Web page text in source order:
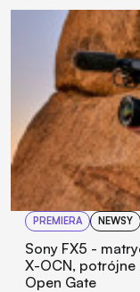
PREMIERA NEWSY
Sony FX5 -
X-OCN, potrójne
Open Gate